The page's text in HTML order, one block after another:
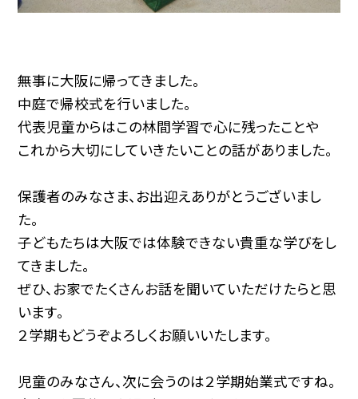
無事に大阪に帰ってきました。
中庭で帰校式を行いました。
代表児童からはこの林間学習で心に残ったことや
これから大切にしていきたいことの話がありました。
保護者のみなさま、お出迎えありがとうございまし
た。
子どもたちは大阪では体験できない貴重な学びをし
てきました。
ぜひ、お家でたくさんお話を聞いていただけたらと思
います。
２学期もどうぞよろしくお願いいたします。
児童のみなさん、次に会うのは２学期始業式ですね。